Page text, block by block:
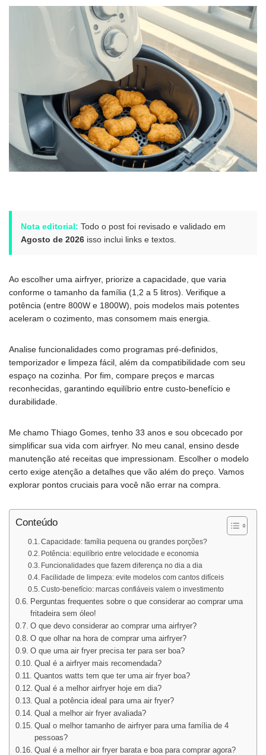
Nota editorial: Todo o post foi revisado e validado em
Agosto de 2026 isso inclui links e textos.
Ao escolher uma airfryer, priorize a capacidade, que varia
conforme o tamanho da família (1,2 a 5 litros). Verifique a
potência (entre 800W e 1800W), pois modelos mais potentes
aceleram o cozimento, mas consomem mais energia.
Analise funcionalidades como programas pré-definidos,
temporizador e limpeza fácil, além da compatibilidade com seu
espaço na cozinha. Por fim, compare preços e marcas
reconhecidas, garantindo equilíbrio entre custo-benefício e
durabilidade.
Me chamo Thiago Gomes, tenho 33 anos e sou obcecado por
simplificar sua vida com airfryer. No meu canal, ensino desde
manutenção até receitas que impressionam. Escolher o modelo
certo exige atenção a detalhes que vão além do preço. Vamos
explorar pontos cruciais para você não errar na compra.
Conteúdo
Capacidade: família pequena ou grandes porções?
Potência: equilíbrio entre velocidade e economia
Funcionalidades que fazem diferença no dia a dia
Facilidade de limpeza: evite modelos com cantos difíceis
Custo-benefício: marcas confiáveis valem o investimento
Perguntas frequentes sobre o que considerar ao comprar uma
fritadeira sem óleo!
O que devo considerar ao comprar uma airfryer?
O que olhar na hora de comprar uma airfryer?
O que uma air fryer precisa ter para ser boa?
Qual é a airfryer mais recomendada?
Quantos watts tem que ter uma air fryer boa?
Qual é a melhor airfryer hoje em dia?
Qual a potência ideal para uma air fryer?
Qual a melhor air fryer avaliada?
Qual o melhor tamanho de airfryer para uma família de 4
pessoas?
Qual é a melhor air fryer barata e boa para comprar agora?